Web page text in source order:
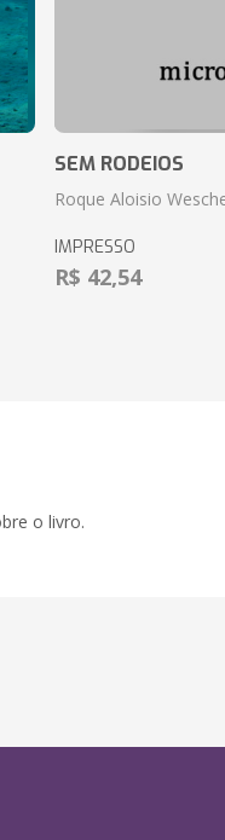
SEM RODEIOS
Roque Aloisio
IMPRESSO
R$ 42,54
o livro.